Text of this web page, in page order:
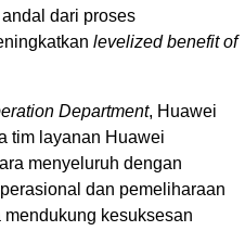
dari proses
levelized benefit of
Department, Huawei
tim layanan Huawei
menyeluruh dengan
dan pemeliharaan
kesuksesan